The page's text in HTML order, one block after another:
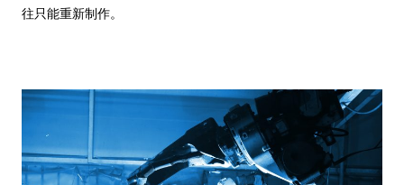
往只能重新制作。